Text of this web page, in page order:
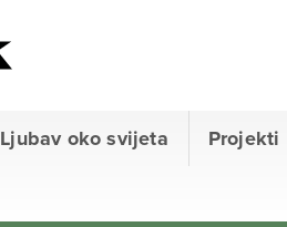
Ljubav oko svijeta Projekti